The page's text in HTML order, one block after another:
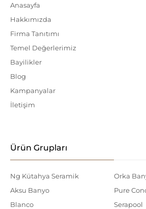
Anasayfa
Hakkımızda
Firma Tanıtımı
Temel Değerlerimiz
Bayilikler
Blog
Kampanyalar
İletişim
Ürün Grupları
Ng Kütahya Seramik
Aksu Banyo
Blanco
Orka
Pure
Serapool